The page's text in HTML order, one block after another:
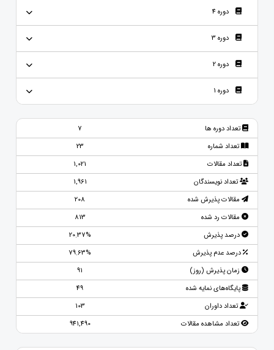
دوره 4
دوره 3
دوره 2
دوره 1
تعداد دوره ها
7
تعداد شماره
23
تعداد مقالات
1,021
تعداد نویسندگان
1,961
مقالات پذیرش شده
208
مقالات رد شده
813
درصد پذیرش
20.37%
درصد عدم پذیرش
79.63%
زمان پذیرش (روز)
91
پایگاه‌های نمایه شده
49
تعداد داوران
103
تعداد مشاهده مقالات
941,490